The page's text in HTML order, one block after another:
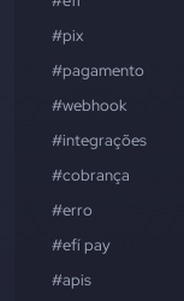
#pix
#pagamento
#webhook
#integrações
#cobrança
#erro
#efí pay
#apis